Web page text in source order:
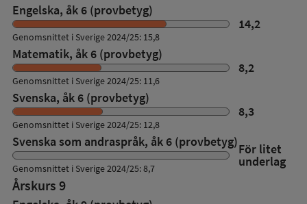
Engelska, åk 6 (provbetyg)
14,2
Genomsnittet i Sverige 2024/25: 15,8
Matematik, åk 6 (provbetyg)
8,2
Genomsnittet i Sverige 2024/25: 11,6
Svenska, åk 6 (provbetyg)
8,3
Genomsnittet i Sverige 2024/25: 12,8
Svenska som andraspråk, åk 6 (provbetyg)För litet
underlag
Genomsnittet i Sverige 2024/25: 8,7
Årskurs 9